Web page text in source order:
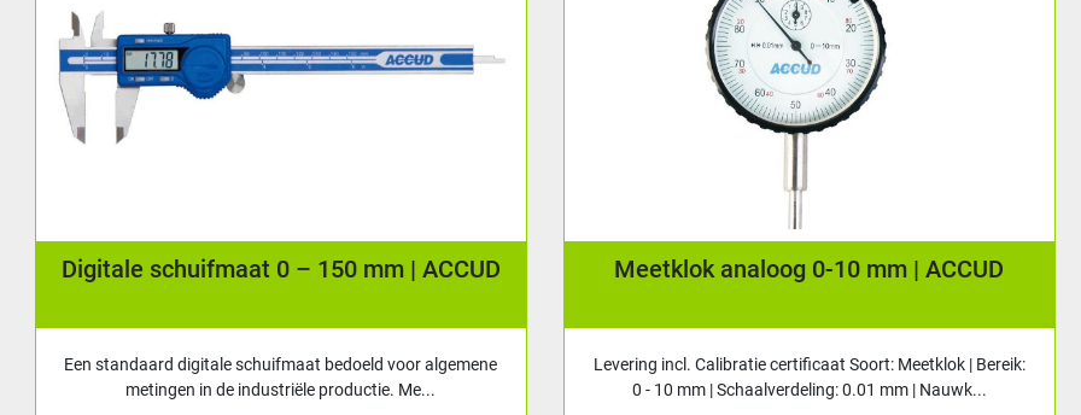
Digitale schuifmaat 0 – 150 mm | ACCUD
Een standaard digitale schuifmaat bedoeld voor algemene
metingen in de industriële productie. Me...
Meetklok analoog 0-10 mm | ACCUD
Levering incl. Calibratie certificaat Soort: Meetklok | Bereik:
0 - 10 mm | Schaalverdeling: 0.01 mm | Nauwk...